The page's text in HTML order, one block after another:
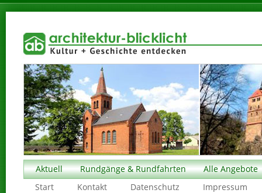
Aktuell Rundgänge & Rundfahrten
Alle Angebote
Start
Kontakt Datenschutz Impressum